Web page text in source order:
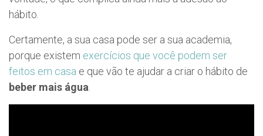
hábito.
Certamente, a sua casa pode ser a sua academia,
porque existem exercícios que você podem ser
feitos em casa e que vão te ajudar a criar o hábito de
beber mais água